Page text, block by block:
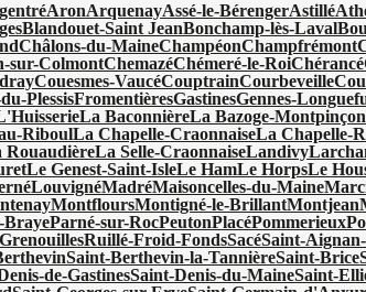
AronArquenayAssé-le-BérengerAstillé
Blandouet-Saint JeanBonchamp-lès-Laval
Châlons-du-MaineChampéonChampfrémont
sur-ColmontChemazéChémeré-le-RoiChérancé
Couesmes-VaucéCouptrainCourbeveille
PlessisFromentièresGastinesGennes-
La BaconnièreLa Bazoge-Montpinçon
RiboulLa Chapelle-CraonnaiseLa Chapelle-
RouaudièreLa Selle-CraonnaiseLandivy
Le Genest-Saint-IsleLe HamLe HorpsLe
LouvignéMadréMaisoncelles-du-Maine
MontfloursMontigné-le-BrillantMontjean
BrayeParné-sur-RocPeutonPlacéPommerieux
Ruillé-Froid-FondsSacéSaint-
Saint-Berthevin-la-TannièreSaint-Brice
de-GastinesSaint-Denis-du-MaineSaint-